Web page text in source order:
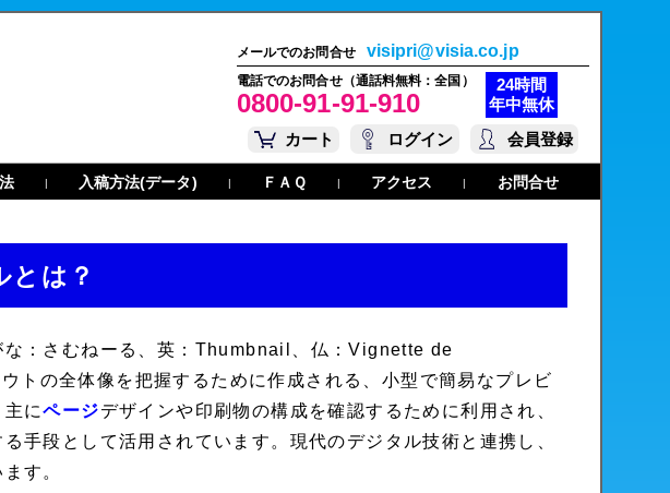
メールでのお問合せ visipri@visia.co.jp
電話でのお問合せ（通話料無料：全国）
0800-91-91-910
24時間
年中無休
カート
ログイン 会員登録
| 入稿方法(データ) | ＦＡＱ | アクセス | お問合せ
とは？
な：さむねーる、英：Thumbnail、仏：Vignette de
トの全体像を把握するために作成される、小型で簡易なプレビ
主にページデザインや印刷物の構成を確認するために利用され、
手段として活用されています。現代のデジタル技術と連携し、
す。